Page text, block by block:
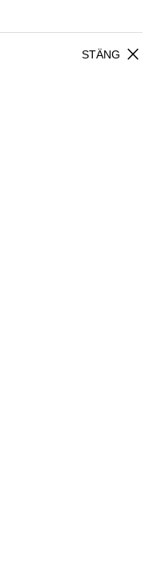
close
STÄNG